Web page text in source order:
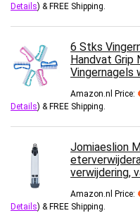
Details) & FREE Shipping.
6 Stks
Handvat Grip
Vingernagels
Amazon.nl Price:
Details) & FREE Shipping.
Jomiaeslion
verwijdering,
Amazon.nl Price:
Details) & FREE Shipping.